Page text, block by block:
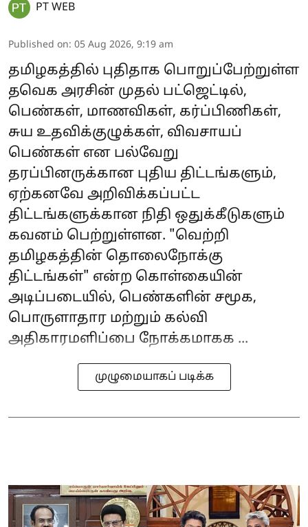
PT WEB
Published on: 05 Aug 2026, 9:19 am
தமிழகத்தில் புதிதாக பொறுப்பேற்றுள்ள
தவெக அரசின் முதல் பட்ஜெட்டில்,
பெண்கள், மாணவிகள், கர்ப்பிணிகள்,
சுய உதவிக்குழுக்கள், விவசாயப்
பெண்கள் என பல்வேறு
தரப்பினருக்கான புதிய திட்டங்களும்,
ஏற்கனவே அறிவிக்கப்பட்ட
திட்டங்களுக்கான நிதி ஒதுக்கீடுகளும்
கவனம் பெற்றுள்ளன. "வெற்றி
தமிழகத்தின் தொலைநோக்கு
திட்டங்கள்" என்ற கொள்கையின்
அடிப்படையில், பெண்களின் சமூக,
பொருளாதார மற்றும் கல்வி
அதிகாரமளிப்பை நோக்கமாகக ...
முழுமையாகப் படிக்க